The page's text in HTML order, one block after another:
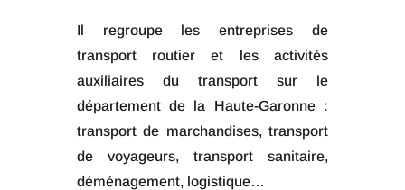
Il regroupe les entreprises de
transport routier et les activités
auxiliaires du transport sur le
département de la Haute-Garonne :
transport de marchandises, transport
de voyageurs, transport sanitaire,
déménagement, logistique…